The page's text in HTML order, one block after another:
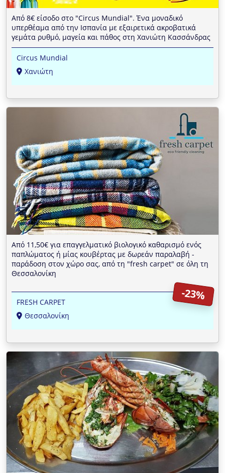
Από 8€ είσοδο στο "Circus Mundial". Ένα μοναδικό
υπερθέαμα από την Ισπανία με εξαιρετικά ακροβατικά
γεμάτα ρυθμό, μαγεία και πάθος στη Χανιώτη Κασσάνδρας
Circus Mundial
Χανιώτη
Από 11,50€ για επαγγελματικό βιολογικό καθαρισμό ενός
παπλώματος ή μίας κουβέρτας με δωρεάν παραλαβή -
παράδοση στον χώρο σας, από τη "fresh carpet" σε όλη τη
Θεσσαλονίκη
-23%
FRESH CARPET
Θεσσαλονίκη